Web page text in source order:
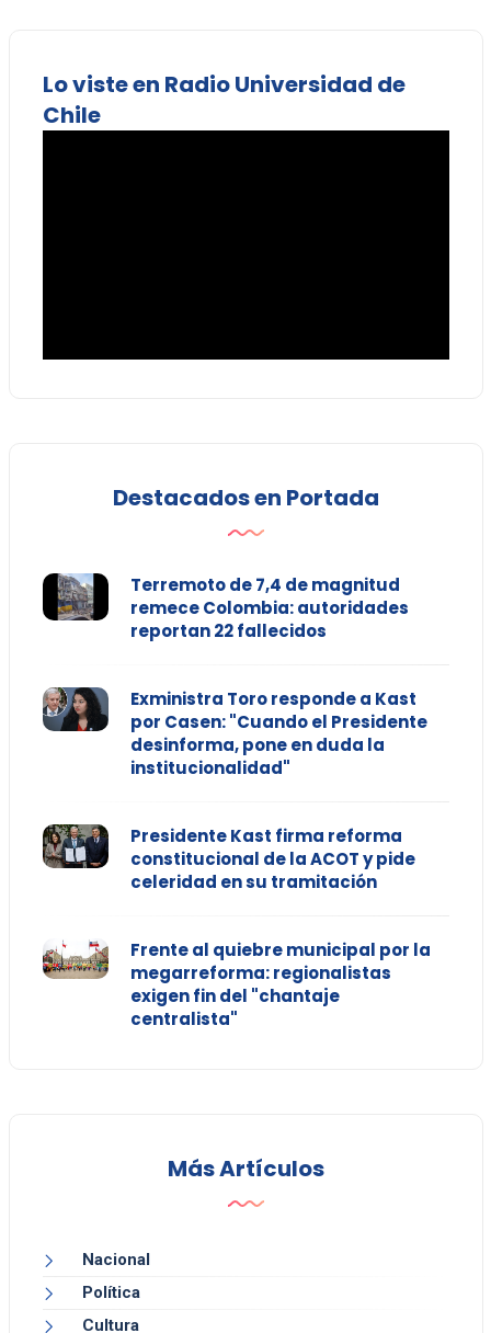
Lo viste en Radio Universidad de
Chile
Destacados en Portada
Terremoto de 7,4 de magnitud
remece Colombia: autoridades
reportan 22 fallecidos
Exministra Toro responde a Kast
por Casen: "Cuando el Presidente
desinforma, pone en duda la
institucionalidad"
Presidente Kast firma reforma
constitucional de la ACOT y pide
celeridad en su tramitación
Frente al quiebre municipal por la
megarreforma: regionalistas
exigen fin del "chantaje
centralista"
Más Artículos
Nacional
Política
Cultura